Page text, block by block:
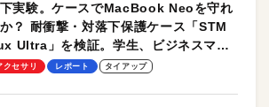
実験。ケースでMacBook Neoを守れ
？ 耐衝撃・対落下保護ケース「STM
Ultra」を検証。学生、ビジネスマン
バイルユースに最適！
クセサリ レポート タイアップ